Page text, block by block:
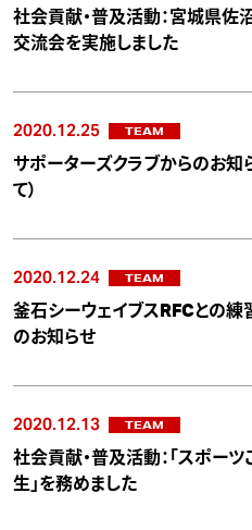
社会貢献・普及活動：宮城県佐
交流会を実施しました
2020.12.25 TEAM
サポーターズクラブからのお知
て）
2020.12.24 TEAM
釜石シーウェイブスRFCとの
のお知らせ
2020.12.13 TEAM
社会貢献・普及活動：「スポーツ
生」を務めました